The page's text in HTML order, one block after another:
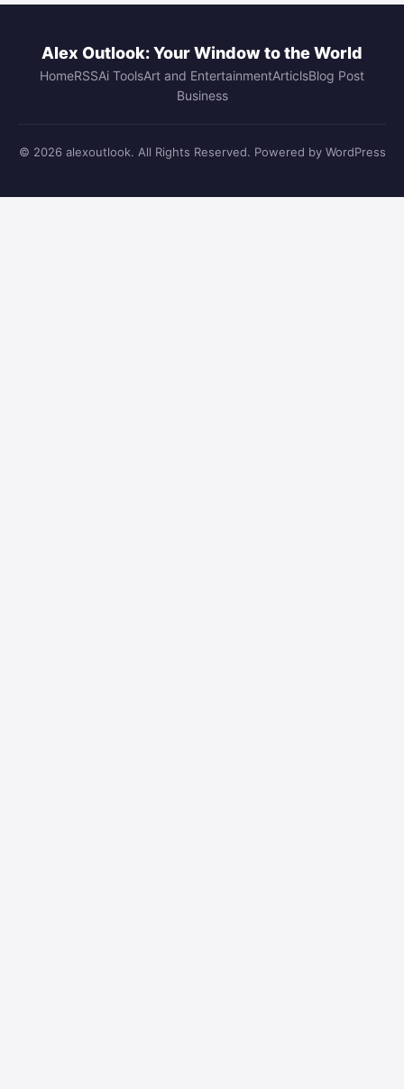
Alex Outlook: Your Window to the World
HomeRSSAi ToolsArt and EntertainmentArticlsBlog Post
Business
© 2026 alexoutlook. All Rights Reserved. Powered by WordPress